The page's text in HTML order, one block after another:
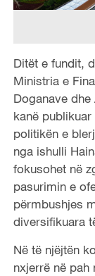
Ditët e fundit,
Ministria e
Doganave
kanë
politikën e
nga ishulli
fokusohet në
pasurimin e
përmbushjes
diversifikuara
Në të njëjtën
nxjerrë në pah